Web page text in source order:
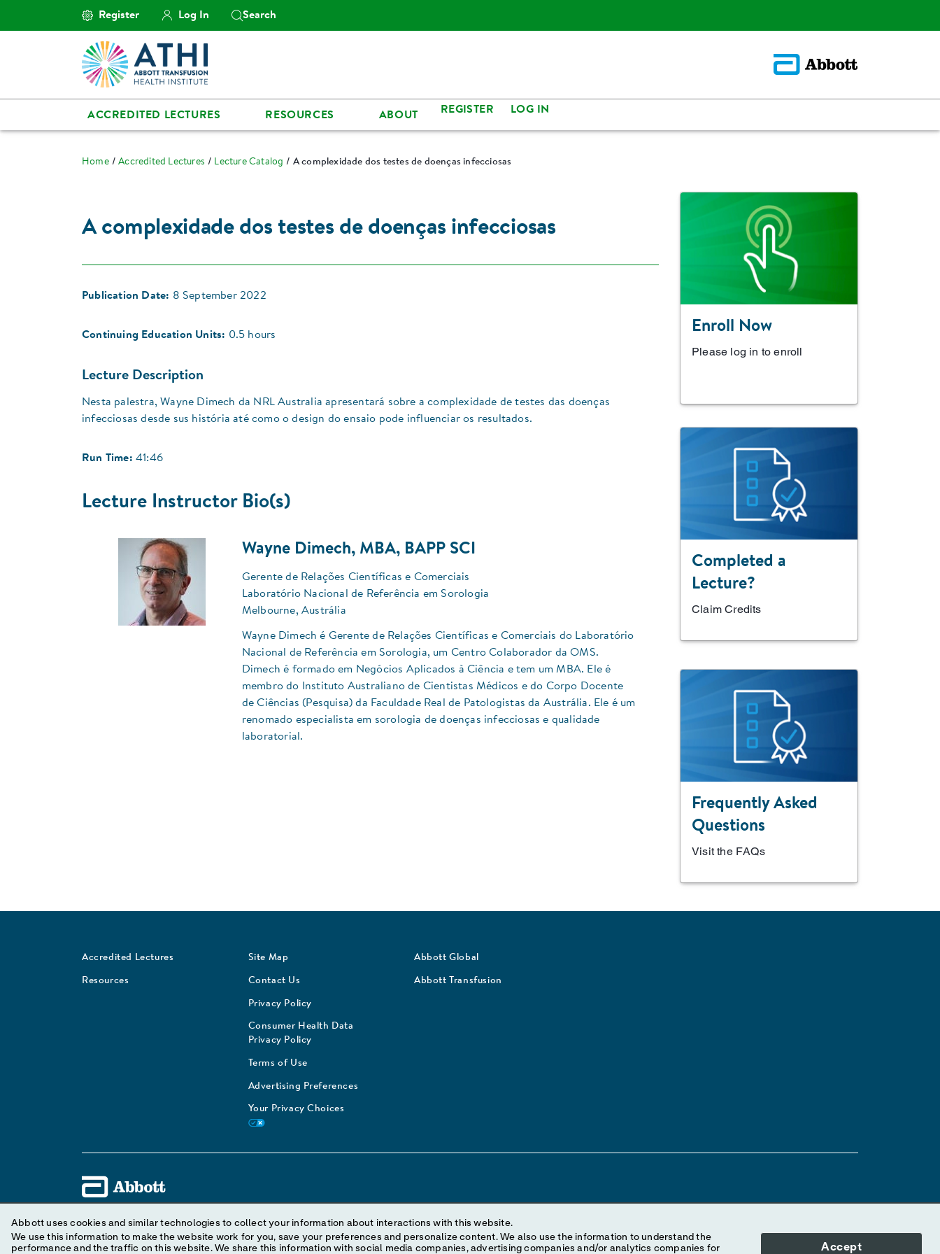
Register Log In Search
ACCREDITED LECTURES RESOURCES ABOUT REGISTER LOG IN
Home Accredited Lectures Lecture Catalog A complexidade dos testes de doenças infecciosas
A complexidade dos testes de doenças infecciosas
Publication Date: 8 September 2022
Continuing Education Units: 0.5 hours
Lecture Description
Nesta palestra, Wayne Dimech da NRL Australia apresentará sobre a complexidade de testes das doenças
infecciosas desde sus história até como o design do ensaio pode influenciar os resultados.
Run Time: 41:46
Lecture Instructor Bio(s)
Wayne Dimech, MBA, BAPP SCI
Gerente de Relações Científicas e Comerciais
Laboratório Nacional de Referência em Sorologia
Melbourne, Austrália
Wayne Dimech é Gerente de Relações Científicas e Comerciais do Laboratório
Nacional de Referência em Sorologia, um Centro Colaborador da OMS.
Dimech é formado em Negócios Aplicados à Ciência e tem um MBA. Ele é
membro do Instituto Australiano de Cientistas Médicos e do Corpo Docente
de Ciências (Pesquisa) da Faculdade Real de Patologistas da Austrália. Ele é um
renomado especialista em sorologia de doenças infecciosas e qualidade
laboratorial.
Enroll Now
Please log in to enroll
Completed a
Lecture?
Claim Credits
Frequently Asked
Questions
Visit the FAQs
Accredited Lectures
Resources
Site Map
Contact Us
Privacy Policy
Consumer Health Data
Privacy Policy
Terms of Use
Advertising Preferences
Your Privacy Choices
Abbott Global
Abbott Transfusion
Unless otherwise specified, all product and service names appearing in this Internet site are trademarks owned by or licensed to Abbott, its subsidiaries or affiliates. No use of any
Abbott trademark, trade name, or trade dress in this site may be made without prior written authorization of Abbott, except to identify the product or services of the company.
Abbott uses cookies and similar technologies to collect your information about interactions with this website.
We use this information to make the website work for you, save your preferences and personalize content. We also use the information to understand the
performance and the traffic on this website. We share this information with social media companies, advertising companies and/or analytics companies for
Accept